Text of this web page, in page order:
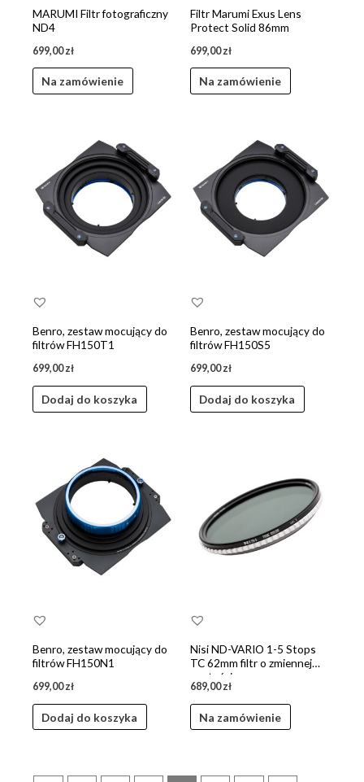
MARUMI Filtr fotograficzny
ND4
699,00zł
Na zamówienie
Filtr Marumi Exus Lens
Protect Solid 86mm
699,00zł
Na zamówienie
Benro, zestaw mocujący do
filtrów FH150T1
699,00zł
Dodaj do koszyka
Benro, zestaw mocujący do
filtrów FH150S5
699,00zł
Dodaj do koszyka
Benro, zestaw mocujący do
filtrów FH150N1
699,00zł
Dodaj do koszyka
Nisi ND-VARIO 1-5 Stops
TC 62mm filtr o zmiennej
gęstości
689,00zł
Na zamówienie